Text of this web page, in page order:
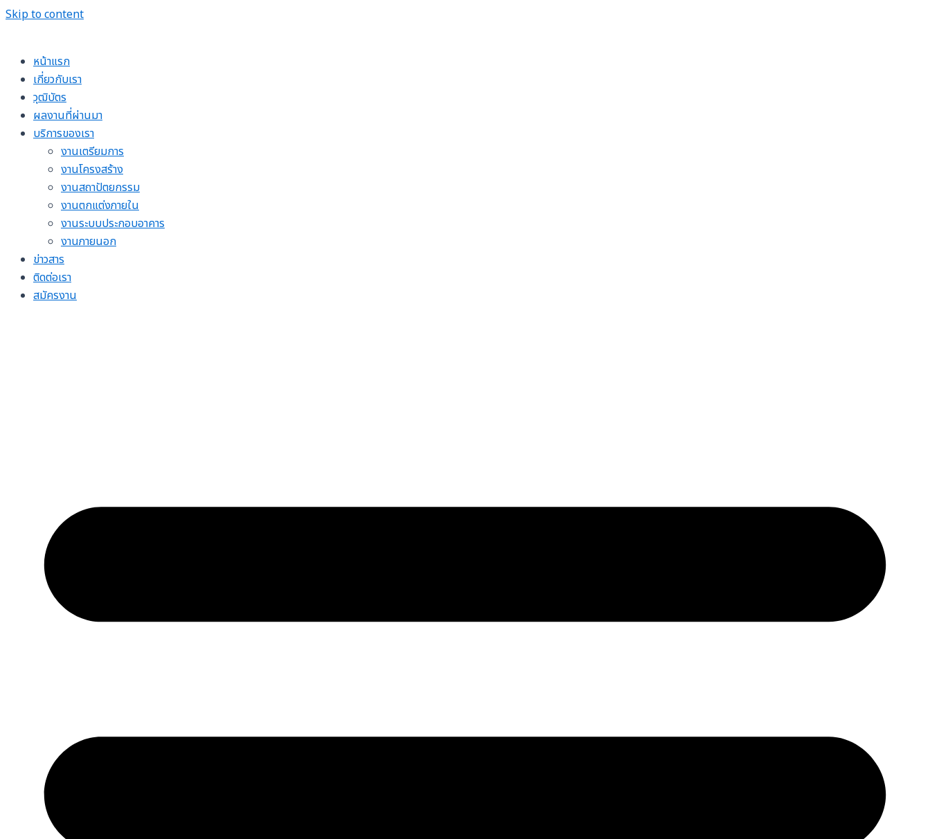
Skip to content
หน้าแรก
เกี่ยวกับเรา
วุฒิบัตร
ผลงานที่ผ่านมา
บริการของเรา
งานเตรียมการ
งานโครงสร้าง
งานสถาปัตยกรรม
งานตกแต่งภายใน
งานระบบประกอบอาคาร
งานภายนอก
ข่าวสาร
ติดต่อเรา
สมัครงาน